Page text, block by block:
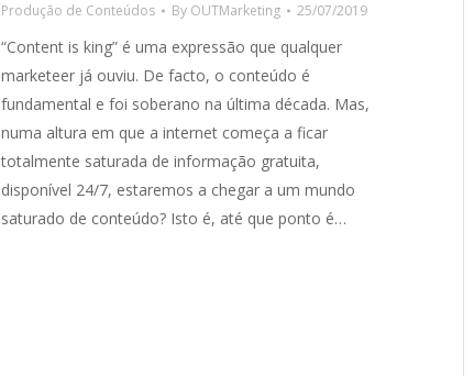
Produção de Conteúdos By OUTMarketing 25/07/2019
“Content is king” é uma expressão que qualquer
marketeer já ouviu. De facto, o conteúdo é
fundamental e foi soberano na última década. Mas,
numa altura em que a internet começa a ficar
totalmente saturada de informação gratuita,
disponível 24/7, estaremos a chegar a um mundo
saturado de conteúdo? Isto é, até que ponto é…